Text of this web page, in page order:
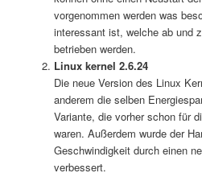
vorgenommen werden was
interessant ist, welche ab und
betrieben werden.
Linux kernel 2.6.24
Die neue Version des Linux
anderem die selben
Variante, die vorher schon für
waren. Außerdem wurde der
Geschwindigkeit durch einen
verbessert.